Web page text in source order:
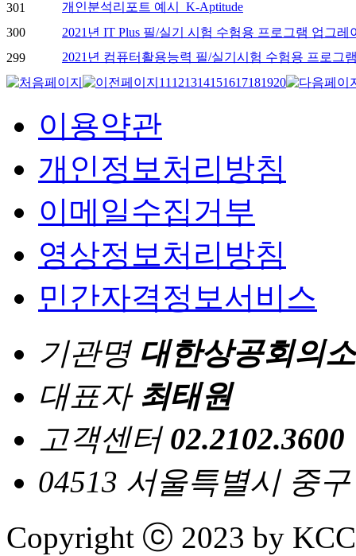
301
개인분석리포트 예시_K-Aptitude
300
2021년 IT Plus 필/실기 시험 수험용 프로그램 업그레
299
2021년 컴퓨터활용능력 필/실기시험 수험용 프로그
11 121314151617181920
이용약관
개인정보처리방침
이메일수집거부
영상정보처리방침
민간자격정보서비스
기관명 대한상공회의소
대표자 최태원
고객센터 02.2102.3600
04513 서울특별시 중
Copyright ⓒ 2023 by